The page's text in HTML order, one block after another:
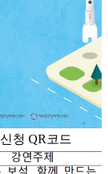
청 QR코드